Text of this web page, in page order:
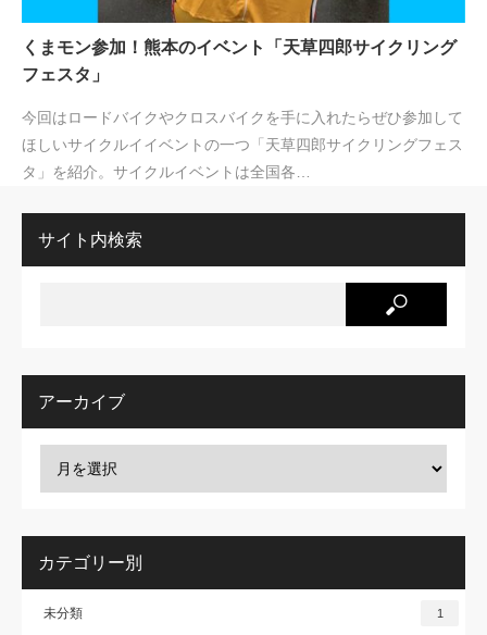
くまモン参加！熊本のイベント「天草四郎サイクリング
フェスタ」
今回はロードバイクやクロスバイクを手に入れたらぜひ参加して
ほしいサイクルイイベントの一つ「天草四郎サイクリングフェス
タ」を紹介。サイクルイベントは全国各…
サイト内検索
アーカイブ
カテゴリー別
未分類 1